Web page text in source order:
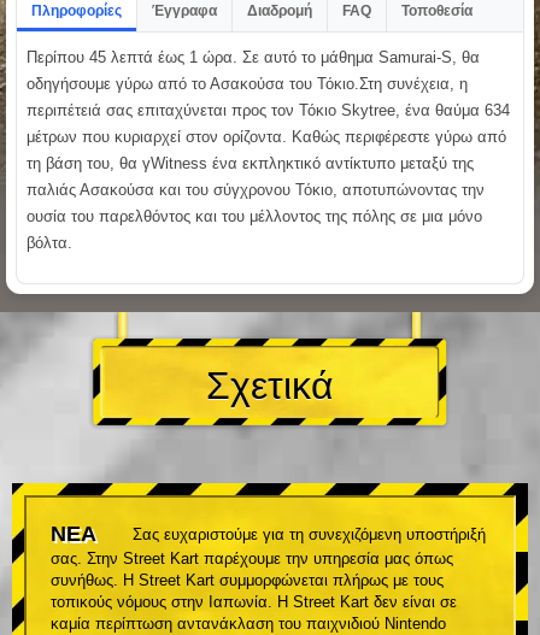
Πληροφορίες Έγγραφα Διαδρομή FAQ Τοποθεσία
Περίπου 45 λεπτά έως 1 ώρα. Σε αυτό το μάθημα Samurai-S, θα
οδηγήσουμε γύρω από το Ασακούσα του Τόκιο.Στη συνέχεια, η
περιπέτειά σας επιταχύνεται προς τον Τόκιο Skytree, ένα θαύμα 634
μέτρων που κυριαρχεί στον ορίζοντα. Καθώς περιφέρεστε γύρω από
τη βάση του, θα γWitness ένα εκπληκτικό αντίκτυπο μεταξύ της
παλιάς Ασακούσα και του σύγχρονου Τόκιο, αποτυπώνοντας την
ουσία του παρελθόντος και του μέλλοντος της πόλης σε μια μόνο
βόλτα.
Σχετικά
ΝΕΑ
Σας ευχαριστούμε για τη συνεχιζόμενη υποστήριξή
σας. Στην Street Kart παρέχουμε την υπηρεσία μας όπως
συνήθως. Η Street Kart συμμορφώνεται πλήρως με τους
τοπικούς νόμους στην Ιαπωνία. Η Street Kart δεν είναι σε
καμία περίπτωση αντανάκλαση του παιχνιδιού Nintendo